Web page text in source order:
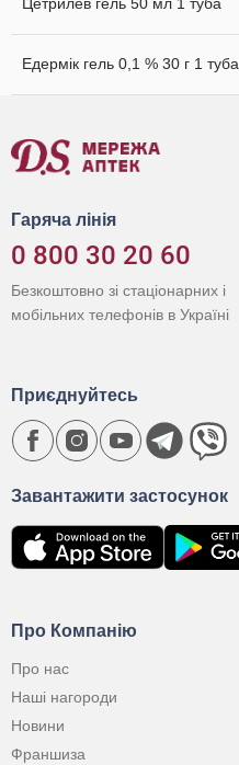
Едермік гель 0,1 % 30 г 1 туба
Гаряча лінія
0 800 30 20 60
Безкоштовно зі стаціонарних і
мобільних телефонів в Україні
Про Компанію
Про нас
Наші нагороди
Новини
Франшиза
Завантажити застосунок
Приєднуйтесь